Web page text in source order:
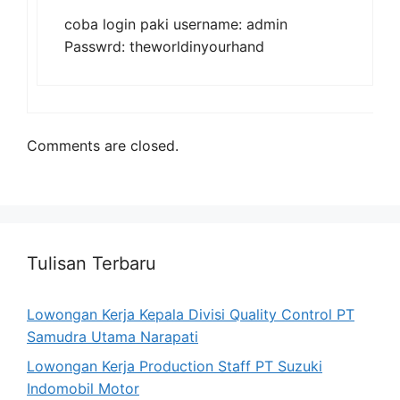
coba login paki username: admin
Passwrd: theworldinyourhand
Comments are closed.
Tulisan Terbaru
Lowongan Kerja Kepala Divisi Quality Control PT
Samudra Utama Narapati
Lowongan Kerja Production Staff PT Suzuki
Indomobil Motor